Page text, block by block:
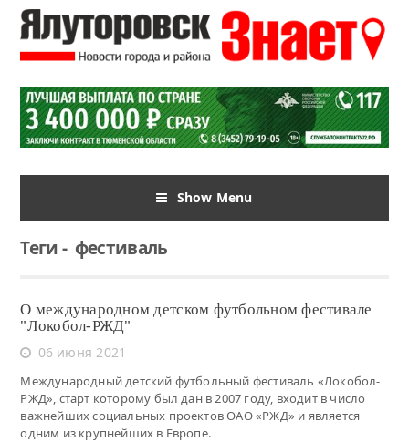
Show Menu
Теги-фестиваль
О международном детском футбольном фестивале
"Локобол-РЖД"
06 июня 2021
Международный детский футбольный фестиваль «Локобол-
РЖД», старт которому был дан в 2007 году, входит в число
важнейших социальных проектов ОАО «РЖД» и является
одним из крупнейших в Европе.